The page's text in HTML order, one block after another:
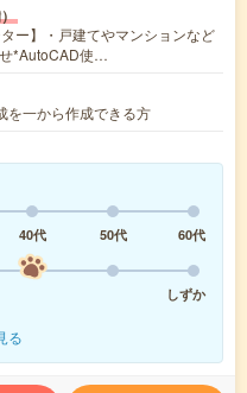
ー】・戸建てやマンションなど
*AutoCAD使…
を一から作成できる方
40代 50代
60代
しずか
る